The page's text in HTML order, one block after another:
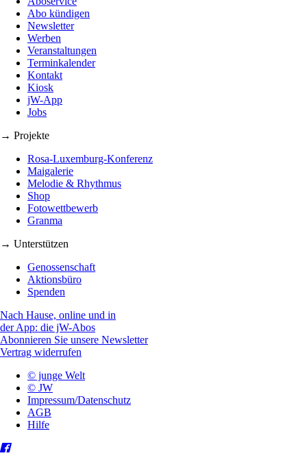
Abo kündigen
Newsletter
Werben
Veranstaltungen
Terminkalender
Kontakt
Kiosk
jW-App
Jobs
→ Projekte
Rosa-Luxemburg-Konferenz
Maigalerie
Melodie & Rhythmus
Shop
Fotowettbewerb
Granma
→ Unterstützen
Genossenschaft
Aktionsbüro
Spenden
Nach Hause, online und in
der App: die jW-Abos
Abonnieren Sie unsere Newsletter
Vertrag widerrufen
© junge Welt
© JW
Impressum/Datenschutz
AGB
Hilfe